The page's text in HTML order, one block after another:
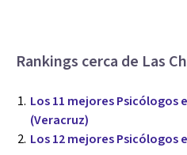
Rankings cerca de Las
Los 11 mejores Psicólogos
(Veracruz)
Los 12 mejores Psicólogos